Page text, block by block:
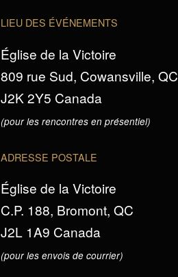
LIEU DES ÉVÉNEMENTS
Église de la Victoire
809 rue Sud, Cowansville, QC
J2K 2Y5 Canada
(pour les rencontres en présentiel)
ADRESSE POSTALE
Église de la Victoire
C.P. 188, Bromont, QC
J2L 1A9 Canada
(pour les envois de courrier)